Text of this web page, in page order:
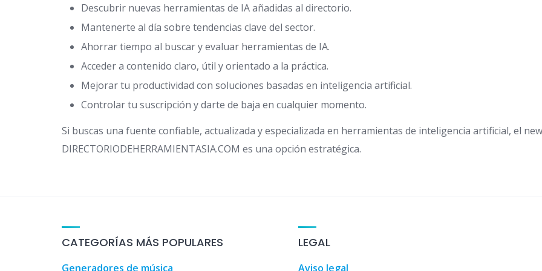
Descubrir nuevas herramientas de IA añadidas al directorio.
Mantenerte al día sobre tendencias clave del sector.
Ahorrar tiempo al buscar y evaluar herramientas de IA.
Acceder a contenido claro, útil y orientado a la práctica.
Mejorar tu productividad con soluciones basadas en inteligencia artificial.
Controlar tu suscripción y darte de baja en cualquier momento.
Si buscas una fuente confiable, actualizada y especializada en herramientas de inteligencia artificial, el
DIRECTORIODEHERRAMIENTASIA.COM es una opción estratégica.
CATEGORÍAS MÁS POPULARES
Generadores de música
LEGAL
Aviso legal